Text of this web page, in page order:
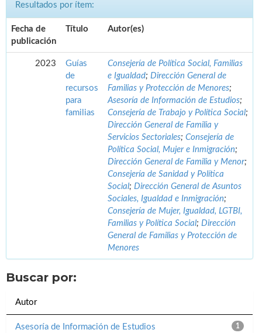
Resultados por ítem:
Fecha de
publicación
Título Autor(es)
2023
Guías
de
recursos
para
familias
Consejería de Política Social, Familias
e Igualdad; Dirección General de
Familias y Protección de Menores;
Asesoría de Información de Estudios;
Consejería de Trabajo y Política Social;
Dirección General de Familia y
Servicios Sectoriales; Consejería de
Política Social, Mujer e Inmigración;
Dirección General de Familia y Menor;
Consejería de Sanidad y Política
Social; Dirección General de Asuntos
Sociales, Igualdad e Inmigración;
Consejería de Mujer, Igualdad, LGTBI,
Familias y Política Social; Dirección
General de Familias y Protección de
Menores
Buscar por:
Autor
1
Asesoría de Información de Estudios